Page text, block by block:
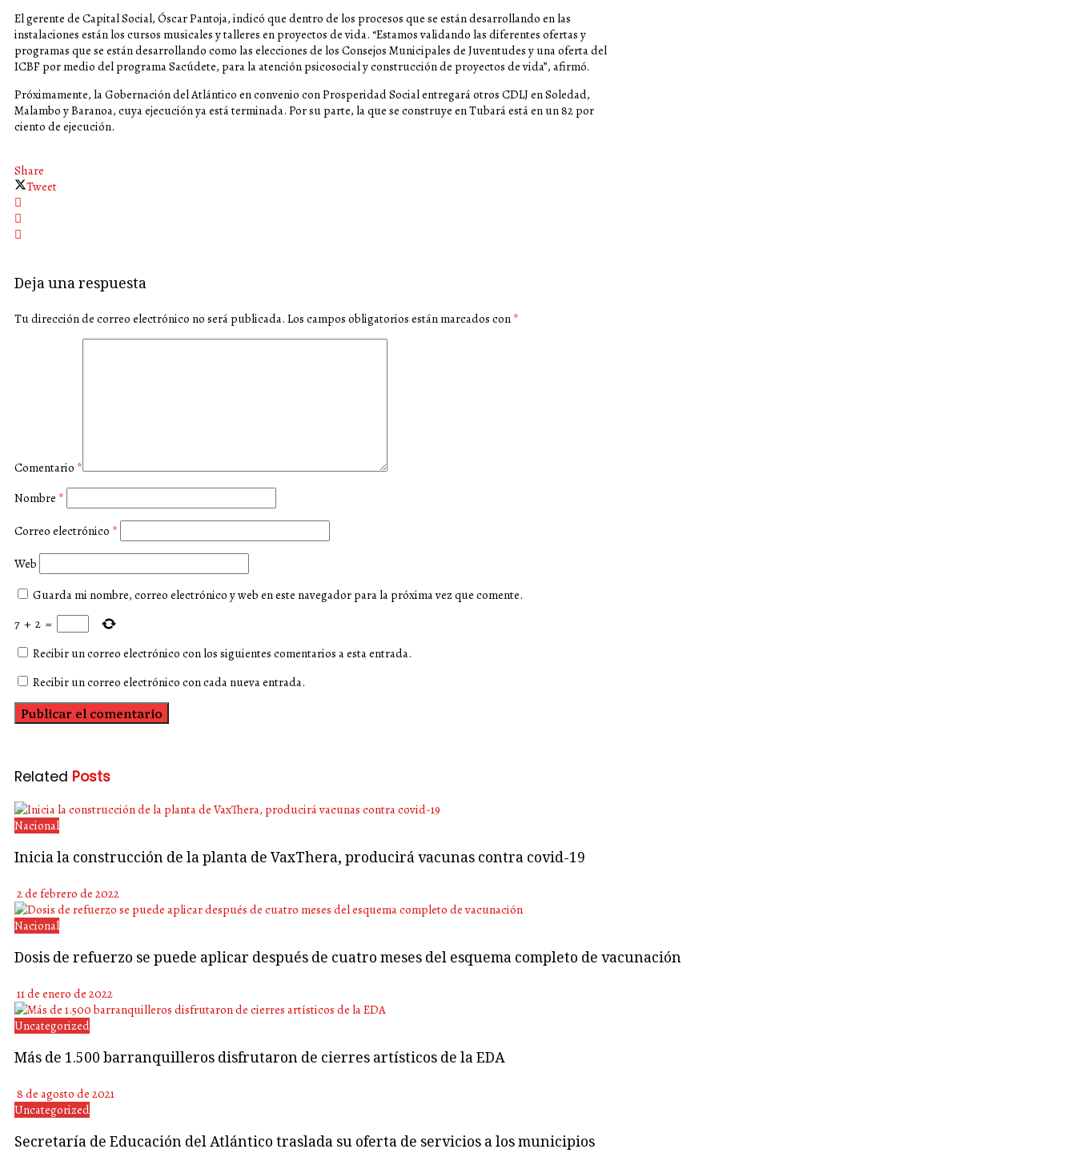
El gerente de Capital Social, Óscar Pantoja, indicó que dentro de los procesos que se están desarrollando en las
instalaciones están los cursos musicales y talleres en proyectos de vida. “Estamos validando las diferentes ofertas y
programas que se están desarrollando como las elecciones de los Consejos Municipales de Juventudes y una oferta del
ICBF por medio del programa Sacúdete, para la atención psicosocial y construcción de proyectos de vida”, afirmó.
Próximamente, la Gobernación del Atlántico en convenio con Prosperidad Social entregará otros CDLJ en Soledad,
Malambo y Baranoa, cuya ejecución ya está terminada. Por su parte, la que se construye en Tubará está en un 82 por
ciento de ejecución.
Share
Tweet
Deja una respuesta
Tu dirección de correo electrónico no será publicada. Los campos obligatorios están marcados con *
Comentario *
Nombre *
Correo electrónico *
Web
Guarda mi nombre, correo electrónico y web en este navegador para la próxima vez que comente.
7 + 2 =
Recibir un correo electrónico con los siguientes comentarios a esta entrada.
Recibir un correo electrónico con cada nueva entrada.
Related Posts
Nacional
Inicia la construcción de la planta de VaxThera, producirá vacunas contra covid-19
2 de febrero de 2022
Nacional
Dosis de refuerzo se puede aplicar después de cuatro meses del esquema completo de vacunación
11 de enero de 2022
Uncategorized
Más de 1.500 barranquilleros disfrutaron de cierres artísticos de la EDA
8 de agosto de 2021
Uncategorized
Secretaría de Educación del Atlántico traslada su oferta de servicios a los municipios